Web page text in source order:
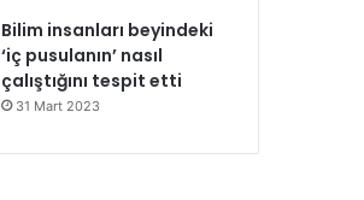
Bilim insanları beyindeki
‘iç pusulanın’ nasıl
çalıştığını tespit etti
31 Mart 2023